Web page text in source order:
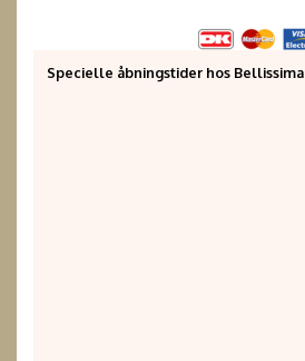
Specielle åbningstider hos Bellissima